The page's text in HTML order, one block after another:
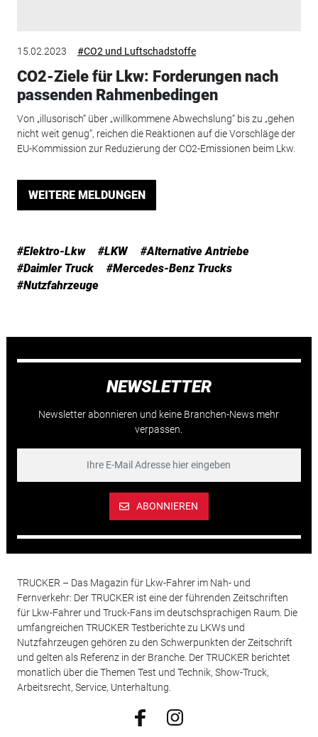
15.02.2023 #CO2 und Luftschadstoffe
CO2-Ziele für Lkw: Forderungen nach
passenden Rahmenbedingen
Von „illusorisch“ über „willkommene Abwechslung“ bis zu „gehen
nicht weit genug“, reichen die Reaktionen auf die Vorschläge der
EU-Kommission zur Reduzierung der CO2-Emissionen beim Lkw.
WEITERE MELDUNGEN
#Elektro-Lkw #LKW
#Alternative Antriebe
#Daimler Truck
#Mercedes-Benz Trucks
#Nutzfahrzeuge
NEWSLETTER
Newsletter abonnieren und keine Branchen-News mehr
verpassen.
ABONNIEREN
TRUCKER – Das Magazin für Lkw-Fahrer im Nah- und
Fernverkehr: Der TRUCKER ist eine der führenden Zeitschriften
für Lkw-Fahrer und Truck-Fans im deutschsprachigen Raum. Die
umfangreichen TRUCKER Testberichte zu LKWs und
Nutzfahrzeugen gehören zu den Schwerpunkten der Zeitschrift
und gelten als Referenz in der Branche. Der TRUCKER berichtet
monatlich über die Themen Test und Technik, Show-Truck,
Arbeitsrecht, Service, Unterhaltung.